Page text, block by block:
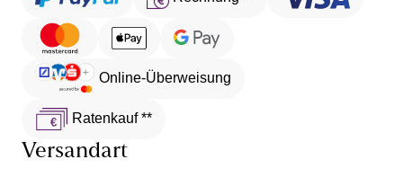
Online-Überweisung
Ratenkauf **
Versandart